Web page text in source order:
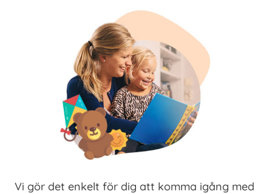
Vi gör det enkelt för dig att komma igång med